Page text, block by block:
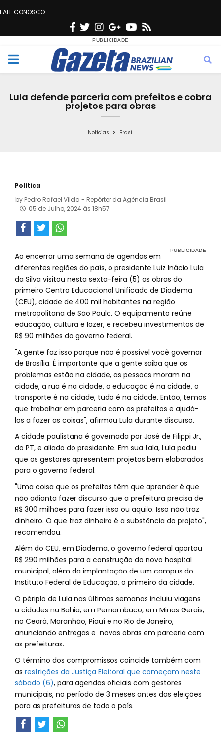
FALE CONOSCO
F
c
e
o
o
T
w
i
t
e
n
s
t
g
r
a
G
o
o
g
e
Y
u
t
b
s
M
Lula defende parceria com prefeitos e cobra
projetos para obras
Notícias Brasil
Política
by Pedro Rafael Vilela - Repórter da Agência Brasil
05 de Julho, 2024 às 18h57
Ao encerrar uma semana de agendas em
diferentes regiões do país, o presidente Luiz Inácio Lula
da Silva visitou nesta sexta-feira (5) as obras do
primeiro Centro Educacional Unificado de Diadema
(CEU), cidade de 400 mil habitantes na região
metropolitana de São Paulo. O equipamento reúne
educação, cultura e lazer, e recebeu investimentos de
R$ 90 milhões do governo federal.
"A gente faz isso porque não é possível você governar
de Brasília. É importante que a gente saiba que os
problemas estão na cidade, as pessoas moram na
cidade, a rua é na cidade, a educação é na cidade, o
transporte é na cidade, tudo é na cidade. Então, temos
que trabalhar em parceria com os prefeitos e ajudá-
los a fazer as coisas", afirmou Lula durante discurso.
A cidade paulistana é governada por José de Filippi Jr.,
do PT, e aliado do presidente. Em sua fala, Lula pediu
que os gestores apresentem projetos bem elaborados
para o governo federal.
"Uma coisa que os prefeitos têm que aprender é que
não adianta fazer discurso que a prefeitura precisa de
R$ 300 milhões para fazer isso ou aquilo. Isso não traz
dinheiro. O que traz dinheiro é a substância do projeto",
recomendou.
Além do CEU, em Diadema, o governo federal aportou
R$ 290 milhões para a construção do novo hospital
municipal, além da implantação de um campus do
Instituto Federal de Educação, o primeiro da cidade.
O périplo de Lula nas últimas semanas incluiu viagens
a cidades na Bahia, em Pernambuco, em Minas Gerais,
no Ceará, Maranhão, Piauí e no Rio de Janeiro,
anunciando entregas e novas obras em parceria com
as prefeituras.
O término dos compromissos coincide também com
as restrições da Justiça Eleitoral que começam neste
sábado (6), para agendas oficiais com gestores
municipais, no período de 3 meses antes das eleições
para as prefeituras de todo o país.